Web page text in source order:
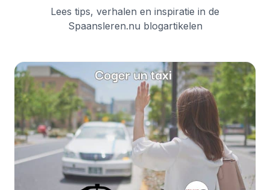
Lees tips, verhalen en inspiratie in de
Spaansleren.nu blogartikelen